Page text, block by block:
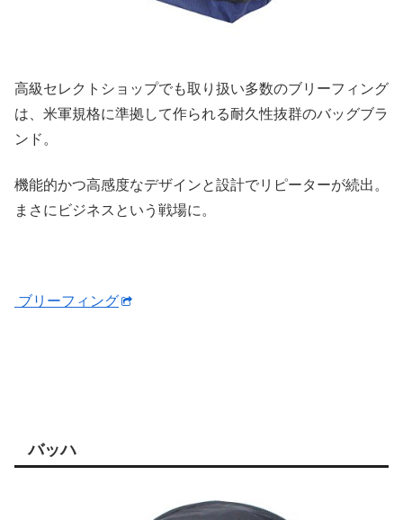
高級セレクトショップでも取り扱い多数のブリーフィング
は、米軍規格に準拠して作られる耐久性抜群のバッグブラ
ンド。
機能的かつ高感度なデザインと設計でリピーターが続出。
まさにビジネスという戦場に。
ブリーフィング
バッハ